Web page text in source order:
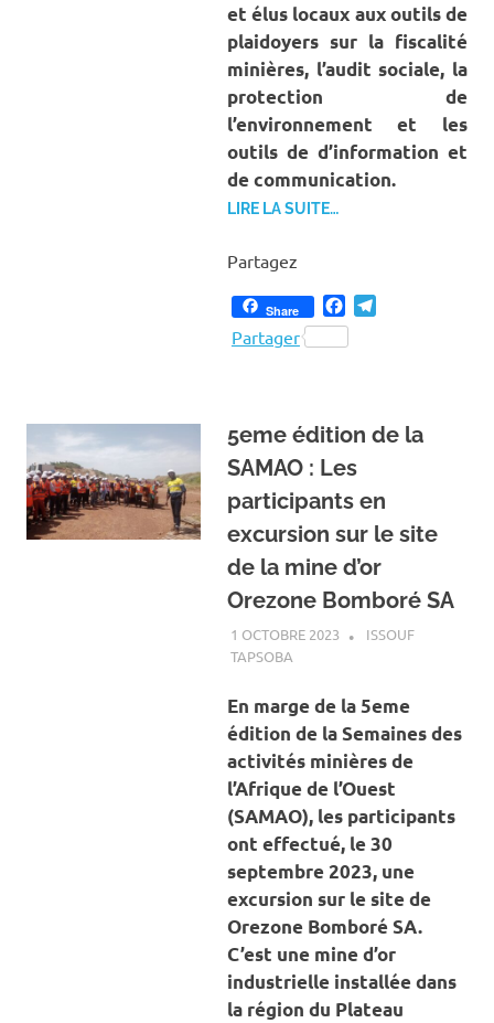
et élus locaux aux outils de
plaidoyers sur la fiscalité
minières, l’audit sociale, la
protection de
l’environnement et les
outils de d’information et
de communication.
LIRE LA SUITE…
Partagez
Share Facebook
Partager
5eme édition de la
SAMAO : Les
participants en
excursion sur le site
de la mine d’or
Orezone Bomboré SA
1 OCTOBRE 2023
ISSOUF
TAPSOBA
En marge de la 5eme
édition de la Semaines des
activités minières de
l’Afrique de l’Ouest
(SAMAO), les participants
ont effectué, le 30
septembre 2023, une
excursion sur le site de
Orezone Bomboré SA.
C’est une mine d’or
industrielle installée dans
la région du Plateau